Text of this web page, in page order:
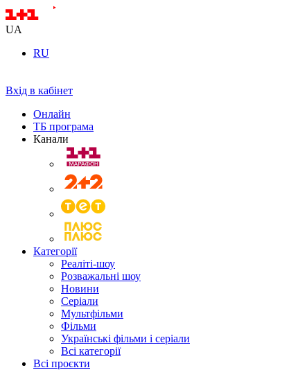
UA
RU
Вхід в кабінет
Онлайн
ТБ програма
Канали
Категорії
Реаліті-шоу
Розважальні шоу
Новини
Серіали
Мультфільми
Фільми
Українські фільми і серіали
Всі категорії
Всі проєкти